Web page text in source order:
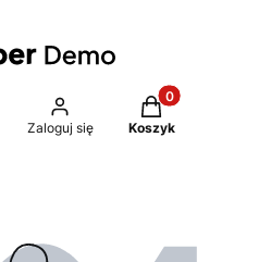
wyszukiwarkę
Zaloguj się
Produkty w
Koszyk